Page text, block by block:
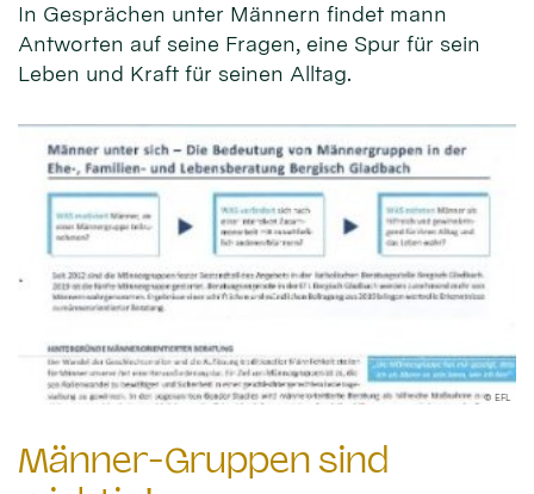
In Gesprächen unter Männern findet mann
Antworten auf seine Fragen, eine Spur für sein
Leben und Kraft für seinen Alltag.
© EFL
Männer-Gruppen sind